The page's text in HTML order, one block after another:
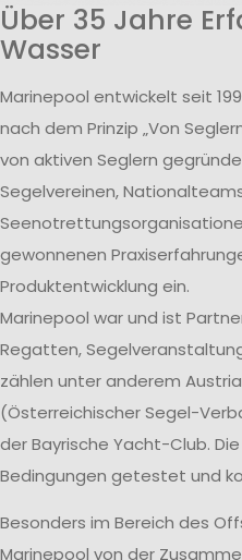
Über 35 Jahre
Wasser
Marinepool entwickelt seit
nach dem Prinzip „Von
von aktiven Seglern
Segelvereinen,
gewonnenen
Produktentwicklung ein.
Marinepool war und ist
Regatten,
zählen unter anderem
(Österreichischer Segel-
der Bayrische Yacht-Club.
Bedingungen getestet und
Besonders im Bereich des
Marinepool von der